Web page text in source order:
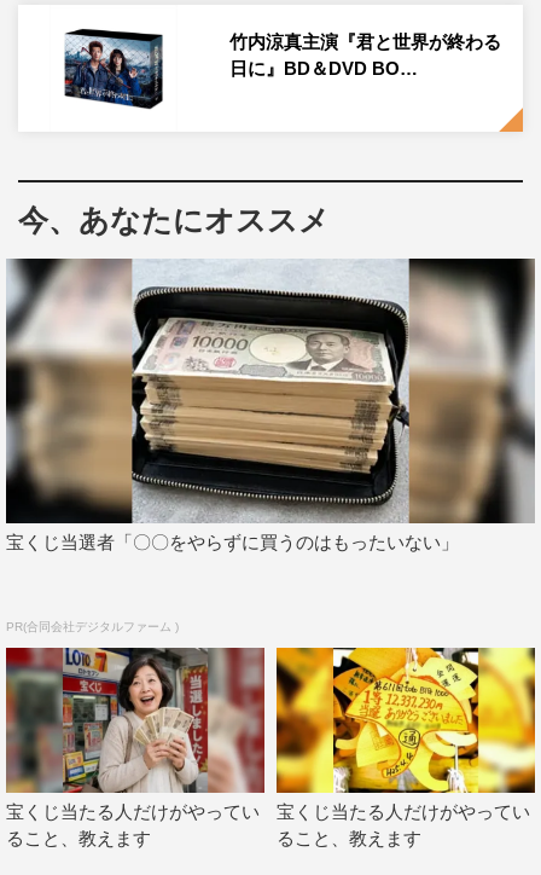
竹内涼真主演『君と世界が終わる
日に』BD＆DVD BO…
今、あなたにオススメ
宝くじ当選者「〇〇をやらずに買うのはもったいない」
PR(合同会社デジタルファーム )
宝くじ当たる人だけがやってい
ること、教えます
宝くじ当たる人だけがやってい
ること、教えます